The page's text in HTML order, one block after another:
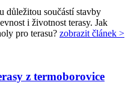
důležitou součástí stavby
i životnost terasy. Jak
pro terasu? zobrazit článek >
z termoborovice